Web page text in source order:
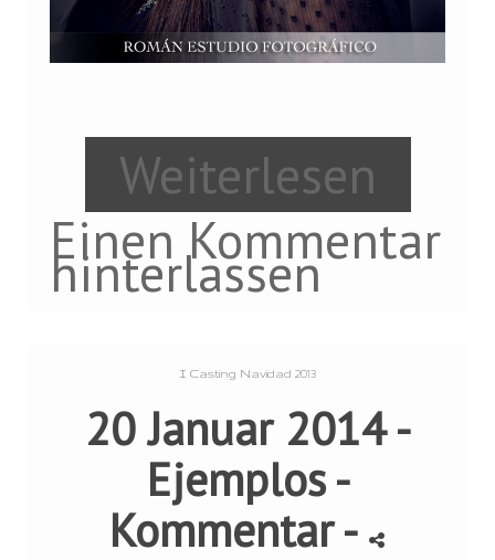
Weiterlesen
Einen Kommentar
hinterlassen
I Casting Navidad 2013
20 Januar 2014 -
Ejemplos-
Kommentar-